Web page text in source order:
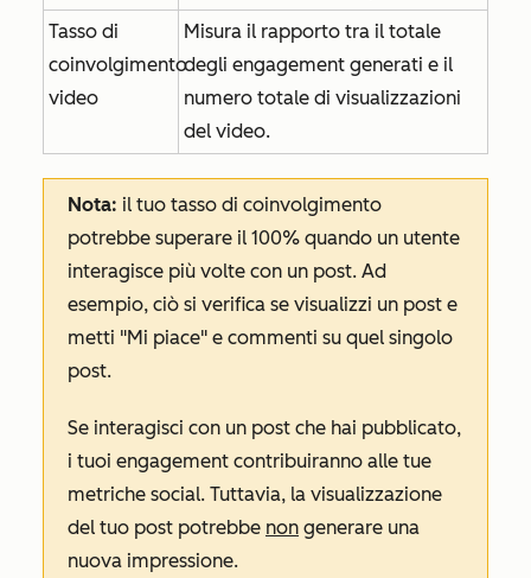
Tasso di
coinvolgimento
video
Misura il rapporto tra il totale
degli engagement generati e il
numero totale di visualizzazioni
del video.
Nota: il tuo tasso di coinvolgimento
potrebbe superare il 100% quando un utente
interagisce più volte con un post. Ad
esempio, ciò si verifica se visualizzi un post e
metti "Mi piace" e commenti su quel singolo
post.
Se interagisci con un post che hai pubblicato,
i tuoi engagement contribuiranno alle tue
metriche social. Tuttavia, la visualizzazione
del tuo post potrebbe non generare una
nuova impressione.